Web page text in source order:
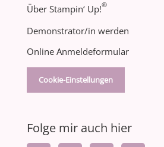
Über Stampin‘ Up!®
Demonstrator/in werden
Online Anmeldeformular
Cookie-Einstellungen
Folge mir auch hier